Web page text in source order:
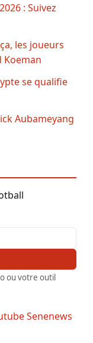
: Suivez
les joueurs
se qualifie
Aubameyang
ou votre outil